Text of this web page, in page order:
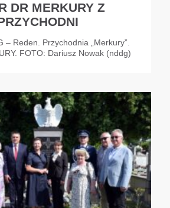
DR MERKURY Z
– Reden. Przychodnia „Merkury”.
FOTO: Dariusz Nowak (nddg)